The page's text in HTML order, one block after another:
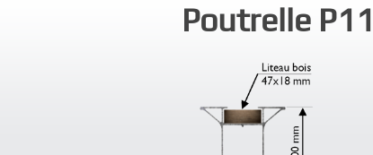
Poutrelle